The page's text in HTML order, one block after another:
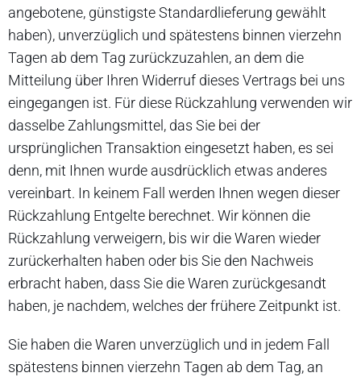
angebotene, günstigste Standardlieferung gewählt
haben), unverzüglich und spätestens binnen vierzehn
Tagen ab dem Tag zurückzuzahlen, an dem die
Mitteilung über Ihren Widerruf dieses Vertrags bei uns
eingegangen ist. Für diese Rückzahlung verwenden wir
dasselbe Zahlungsmittel, das Sie bei der
ursprünglichen Transaktion eingesetzt haben, es sei
denn, mit Ihnen wurde ausdrücklich etwas anderes
vereinbart. In keinem Fall werden Ihnen wegen dieser
Rückzahlung Entgelte berechnet. Wir können die
Rückzahlung verweigern, bis wir die Waren wieder
zurückerhalten haben oder bis Sie den Nachweis
erbracht haben, dass Sie die Waren zurückgesandt
haben, je nachdem, welches der frühere Zeitpunkt ist.
Sie haben die Waren unverzüglich und in jedem Fall
spätestens binnen vierzehn Tagen ab dem Tag, an